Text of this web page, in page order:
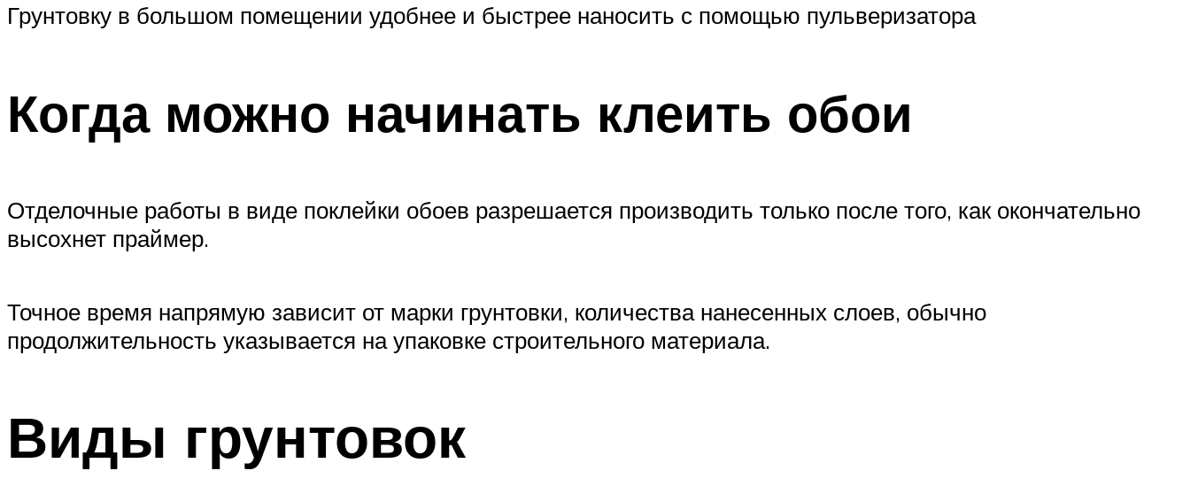
Грунтовку в большом помещении удобнее и быстрее наносить с помощью пульверизатора
Когда можно начинать клеить обои
Отделочные работы в виде поклейки обоев разрешается производить только после того, как окончательно
высохнет праймер.
Точное время напрямую зависит от марки грунтовки, количества нанесенных слоев, обычно
продолжительность указывается на упаковке строительного материала.
Виды грунтовок